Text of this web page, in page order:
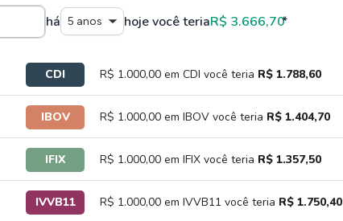
há 5 anos hoje você teriaR$ 3.666,70*
CDI R$ 1.000,00 em CDI você teria R$ 1.788,60
IBOV R$ 1.000,00 em IBOV você teria R$ 1.404,70
IFIX R$ 1.000,00 em IFIX você teria R$ 1.357,50
IVVB11 R$ 1.000,00 em IVVB11 você teria R$ 1.750,40